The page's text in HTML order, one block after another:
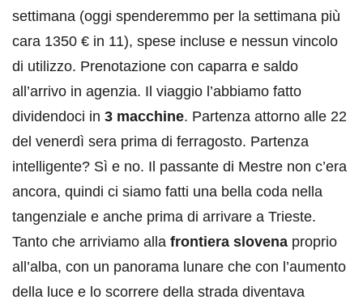
settimana (oggi spenderemmo per la settimana più
cara 1350 € in 11), spese incluse e nessun vincolo
di utilizzo. Prenotazione con caparra e saldo
all’arrivo in agenzia. Il viaggio l’abbiamo fatto
dividendoci in 3 macchine. Partenza attorno alle 22
del venerdì sera prima di ferragosto. Partenza
intelligente? Sì e no. Il passante di Mestre non c’era
ancora, quindi ci siamo fatti una bella coda nella
tangenziale e anche prima di arrivare a Trieste.
Tanto che arriviamo alla frontiera slovena proprio
all’alba, con un panorama lunare che con l’aumento
della luce e lo scorrere della strada diventava